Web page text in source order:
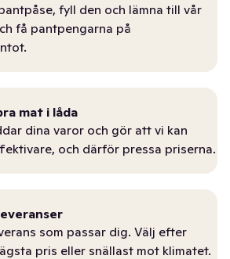
fyll den och lämna till vår
få pantpengarna på
mat i låda
dina varor och gör att vi kan
och därför pressa priserna.
som passar dig. Välj efter
pris eller snällast mot klimatet.